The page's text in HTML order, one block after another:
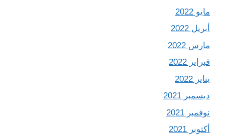
مايو 2022
أبريل 2022
مارس 2022
فبراير 2022
يناير 2022
ديسمبر 2021
نوفمبر 2021
أكتوبر 2021